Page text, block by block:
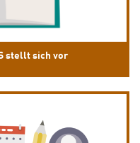
stellt sich vor